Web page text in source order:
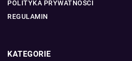
POLITYKA PRYWATNOŚCI
REGULAMIN
KATEGORIE